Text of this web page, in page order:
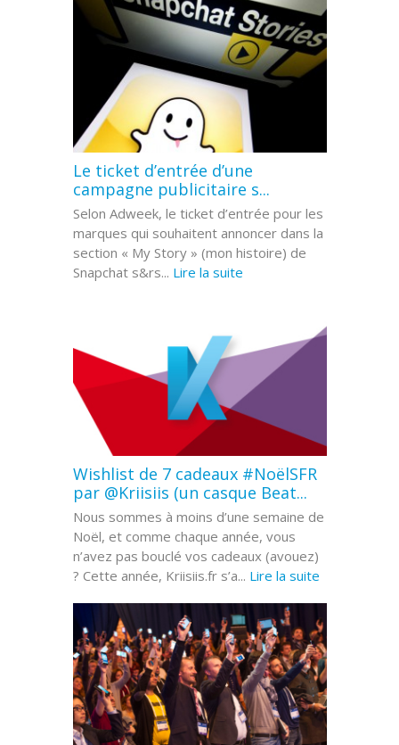
Le ticket d’entrée d’une
campagne publicitaire s...
Selon Adweek, le ticket d’entrée pour les
marques qui souhaitent annoncer dans la
section « My Story » (mon histoire) de
Snapchat s&rs... Lire la suite
Wishlist de 7 cadeaux #NoëlSFR
par @Kriisiis (un casque Beat...
Nous sommes à moins d’une semaine de
Noël, et comme chaque année, vous
n’avez pas bouclé vos cadeaux (avouez)
? Cette année, Kriisiis.fr s’a... Lire la suite